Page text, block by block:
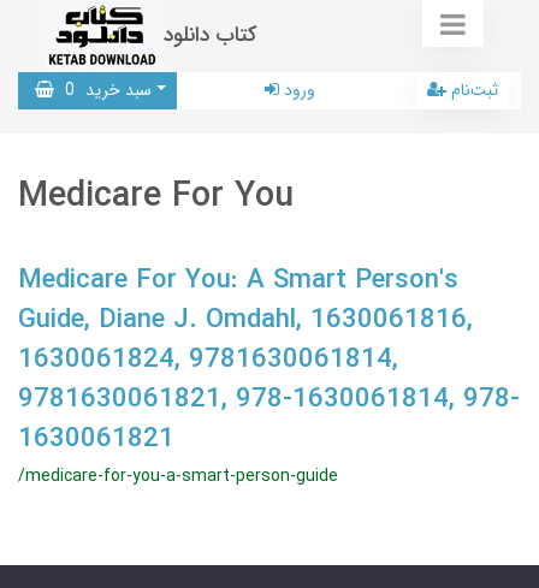
کتاب دانلود
سبد خرید 0 ورود ثبت‌نام
Medicare For You
Medicare For You: A Smart Person's
Guide, Diane J. Omdahl, 1630061816,
1630061824, 9781630061814,
9781630061821, 978-1630061814, 978-
1630061821
/medicare-for-you-a-smart-person-guide